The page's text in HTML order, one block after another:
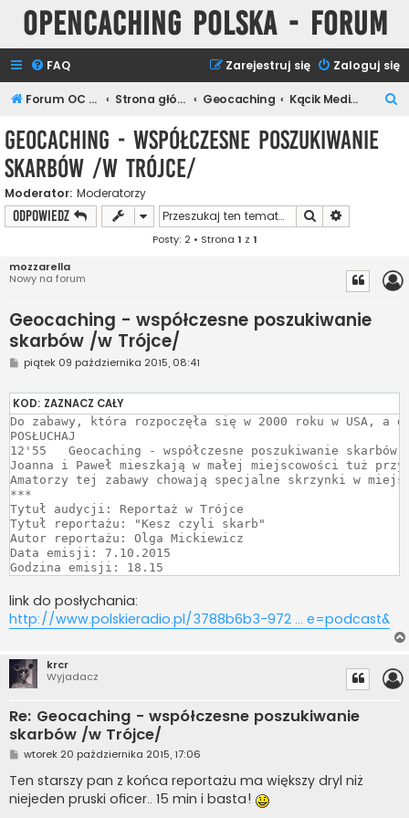
Opencaching Polska - Forum
FAQ Zaloguj się
Zarejestruj się
Forum OC PL Strona główna Geocaching Kącik Medialny
Geocaching - współczesne poszukiwanie
skarbów /w Trójce/
Moderator: Moderatorzy
ODPOWIEDZ Szukaj
Posty: 2 • Strona 1 z 1
mozzarella
Nowy na forum
Geocaching - współczesne poszukiwanie
skarbów /w Trójce/
P
o
t
piątek 09 października 2015, 08:41
KOD: ZAZNACZ CAŁY
Do zabawy, która rozpoczęła się w 2000 roku w USA,
POSŁUCHAJ
12'55	Geocaching - współczesne poszukiwanie skarbów (Reportaż/Trójka)
Joanna i Paweł mieszkają w małej miejscowości tuż
Amatorzy tej zabawy chowają specjalne skrzynki w
***
Tytuł audycji: Reportaż w Trójce
Tytuł reportażu: "Kesz czyli skarb"
Autor reportażu: Olga Mickiewicz
Data emisji: 7.10.2015
Godzina emisji: 18.15
link do posłychania:
http://www.polskieradio.pl/3788b6b3-972 ... e=podcast&
krcr
Wyjadacz
Re: Geocaching - współczesne poszukiwanie
skarbów /w Trójce/
P
s
t
wtorek 20 października 2015, 17:06
Ten starszy pan z końca reportażu ma większy dryl niż
niejeden pruski oficer.. 15 min i basta!